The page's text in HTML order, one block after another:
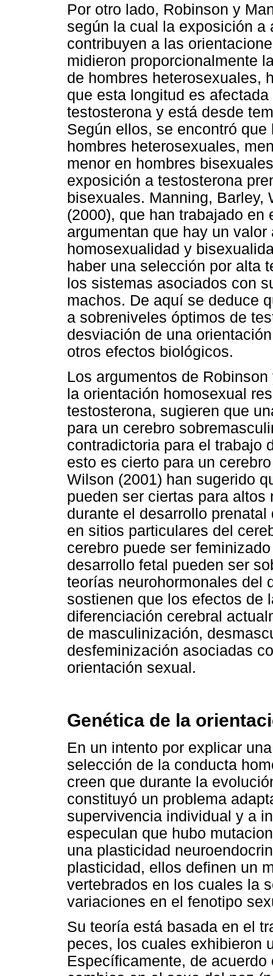
Por otro lado, Robinson y
según la cual la exposición
contribuyen a las
midieron proporcionalmente
de hombres heterosexuales,
que esta longitud es
testosterona y está desde
Según ellos, se encontró
hombres heterosexuales,
menor en hombres
exposición a testosterona
bisexuales. Manning, Barley,
(2000), que han trabajado
argumentan que hay un
homosexualidad y
haber una selección por alta
los sistemas asociados con
machos. De aquí se deduce
a sobreniveles óptimos de
desviación de una
otros efectos biológicos.
Los argumentos de
la orientación homosexual
testosterona, sugieren que
para un cerebro
contradictoria para el trabajo
esto es cierto para un
Wilson (2001) han sugerido
pueden ser ciertas para
durante el desarrollo
en sitios particulares del
cerebro puede ser
desarrollo fetal pueden ser
teorías neurohormonales del
sostienen que los efectos de
diferenciación cerebral
de masculinización,
desfeminización asociadas
orientación sexual.
Genética de la
En un intento por explicar
selección de la conducta
creen que durante la
constituyó un problema
supervivencia individual y a
especulan que hubo
una plasticidad
plasticidad, ellos definen un
vertebrados en los cuales la
variaciones en el fenotipo
Su teoría está basada en el
peces, los cuales exhibieron
Específicamente, de